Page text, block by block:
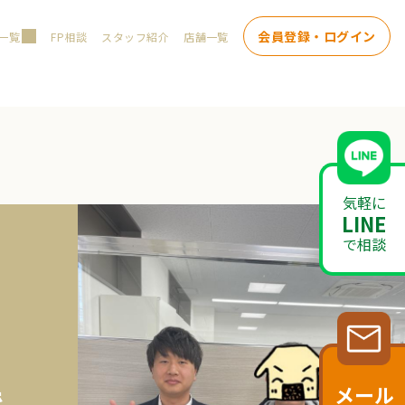
覧 FP相談 スタッフ紹介 店舗一覧 会員登録・ログイン
気軽に
LINE
で相談
メール